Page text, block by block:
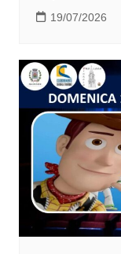
19/07/2026